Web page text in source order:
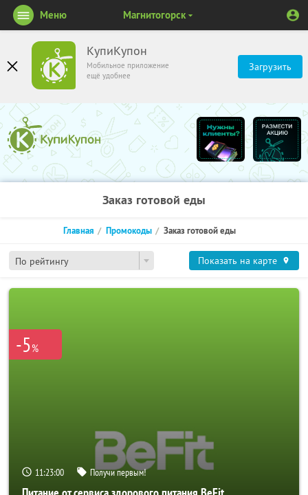
КупиКупон
Мобильное приложение
ещё удобнее
Загрузить
Меню Магнитогорск
Заказ готовой еды
По рейтингу
Главная Промокоды Заказ готовой еды
Показать на карте
-5%
11:23:00 Получи первым!